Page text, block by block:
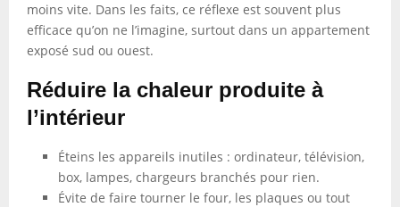
moins vite. Dans les faits, ce réflexe est souvent plus
efficace qu’on ne l’imagine, surtout dans un appartement
exposé sud ou ouest.
Réduire la chaleur produite à
l’intérieur
Éteins les appareils inutiles : ordinateur, télévision,
box, lampes, chargeurs branchés pour rien.
Évite de faire tourner le four, les plaques ou tout